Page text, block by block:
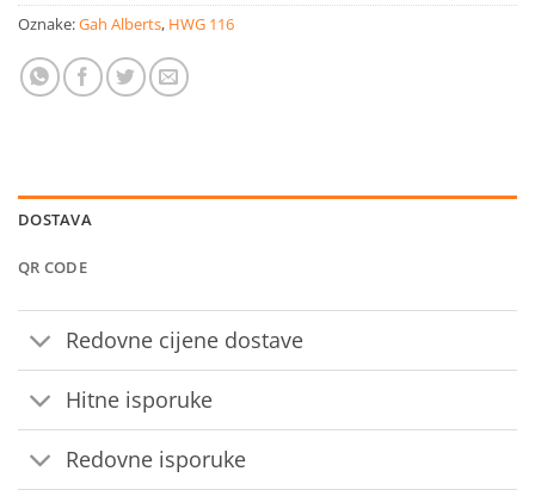
Oznake:Gah Alberts, HWG 116
DOSTAVA
QR CODE
Redovne cijene dostave
Hitne isporuke
Redovne isporuke